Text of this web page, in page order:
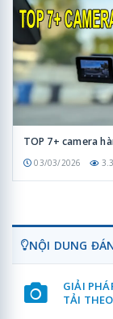
TOP 7+ camera
03/03/2026
NỘI DUNG
GIẢI
TẢI